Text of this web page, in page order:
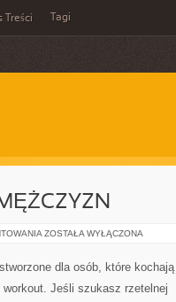
Treści Tagi
TRENING
TRENING
MĘŻCZYZN
ZOSTAŁA WYŁĄCZONA
dla osób, które kochają
Jeśli szukasz rzetelnej